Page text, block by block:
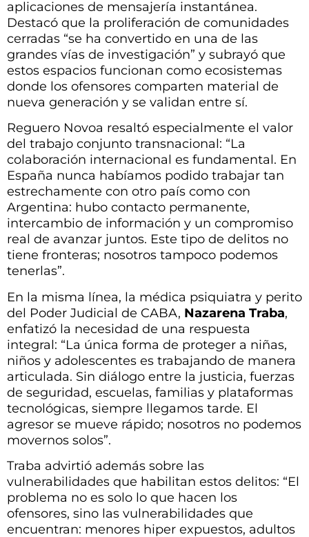
aplicaciones de mensajería instantánea.
Destacó que la proliferación de comunidades
cerradas “se ha convertido en una de las
grandes vías de investigación” y subrayó que
estos espacios funcionan como ecosistemas
donde los ofensores comparten material de
nueva generación y se validan entre sí.
Reguero Novoa resaltó especialmente el valor
del trabajo conjunto transnacional: “La
colaboración internacional es fundamental. En
España nunca habíamos podido trabajar tan
estrechamente con otro país como con
Argentina: hubo contacto permanente,
intercambio de información y un compromiso
real de avanzar juntos. Este tipo de delitos no
tiene fronteras; nosotros tampoco podemos
tenerlas”.
En la misma línea, la médica psiquiatra y perito
del Poder Judicial de CABA, Nazarena Traba,
enfatizó la necesidad de una respuesta
integral: “La única forma de proteger a niñas,
niños y adolescentes es trabajando de manera
articulada. Sin diálogo entre la justicia, fuerzas
de seguridad, escuelas, familias y plataformas
tecnológicas, siempre llegamos tarde. El
agresor se mueve rápido; nosotros no podemos
movernos solos”.
Traba advirtió además sobre las
vulnerabilidades que habilitan estos delitos: “El
problema no es solo lo que hacen los
ofensores, sino las vulnerabilidades que
encuentran: menores hiper expuestos, adultos